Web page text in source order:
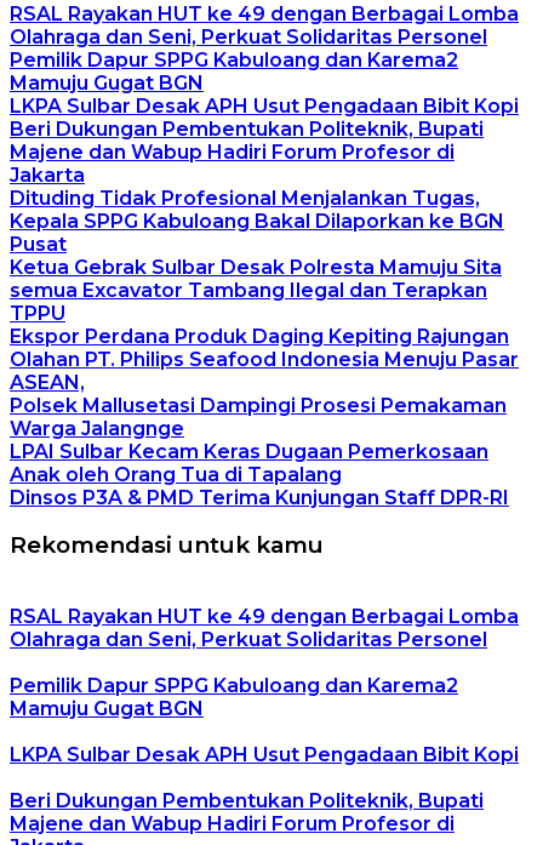
RSAL Rayakan HUT ke 49 dengan Berbagai Lomba
Olahraga dan Seni, Perkuat Solidaritas Personel
Pemilik Dapur SPPG Kabuloang dan Karema2
Mamuju Gugat BGN
LKPA Sulbar Desak APH Usut Pengadaan Bibit Kopi
Beri Dukungan Pembentukan Politeknik, Bupati
Majene dan Wabup Hadiri Forum Profesor di
Jakarta
Dituding Tidak Profesional Menjalankan Tugas,
Kepala SPPG Kabuloang Bakal Dilaporkan ke BGN
Pusat
Ketua Gebrak Sulbar Desak Polresta Mamuju Sita
semua Excavator Tambang Ilegal dan Terapkan
TPPU
Ekspor Perdana Produk Daging Kepiting Rajungan
Olahan PT. Philips Seafood Indonesia Menuju Pasar
ASEAN,
Polsek Mallusetasi Dampingi Prosesi Pemakaman
Warga Jalangnge
LPAI Sulbar Kecam Keras Dugaan Pemerkosaan
Anak oleh Orang Tua di Tapalang
Dinsos P3A & PMD Terima Kunjungan Staff DPR-RI
Rekomendasi untuk kamu
RSAL Rayakan HUT ke 49 dengan Berbagai Lomba
Olahraga dan Seni, Perkuat Solidaritas Personel
Pemilik Dapur SPPG Kabuloang dan Karema2
Mamuju Gugat BGN
LKPA Sulbar Desak APH Usut Pengadaan Bibit Kopi
Beri Dukungan Pembentukan Politeknik, Bupati
Majene dan Wabup Hadiri Forum Profesor di